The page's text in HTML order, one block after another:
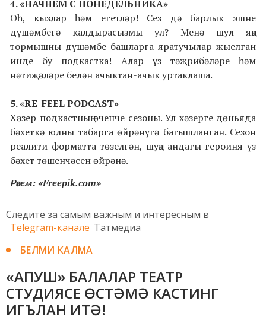
4. «НАЧНЕМ С ПОНЕДЕЛЬНИКА»
Оһ, кызлар һәм егетләр! Сез дә барлык эшне
дүшәмбегә калдырасызмы ул? Менә шул яңа
тормышны дүшәмбе башларга яратучылар җыелган
инде бу подкастка! Алар үз тәҗрибәләре һәм
нәтиҗәләре белән ачыктан-ачык уртаклаша.
5. «RE-FEEL PODCAST»
Хәзер подкастның өченче сезоны. Ул хәзерге дөньяда
бәхеткә юлны табарга өйрәнүгә багышланган. Сезон
реалити форматта төзелгән, шуңа андагы героиня үз
бәхет төшенчәсен өйрәнә.
Рәсем: «Freepik.com»
Следите за самым важным и интересным в
Telegram-канале Татмедиа
БЕЛМИ КАЛМА
«АПУШ» БАЛАЛАР ТЕАТР
СТУДИЯСЕ ӨСТӘМӘ КАСТИНГ
ИГЪЛАН ИТӘ!